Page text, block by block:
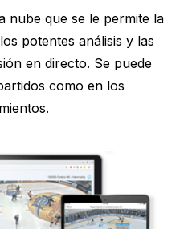
nube que se le permite la
potentes análisis y las
en directo. Se puede
como en los